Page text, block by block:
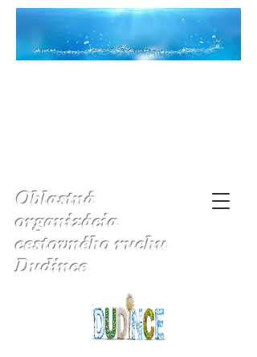
Oblastná
organizácia
cestovného ruchu
Dudince